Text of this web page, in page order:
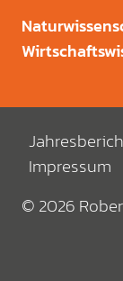
Impressum
© 2026